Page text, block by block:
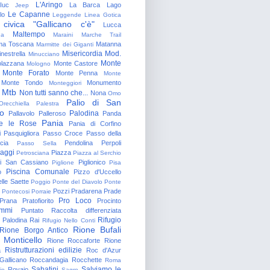
Iuc Jeep L'Aringo La Barca
Lago
Le Capanne Leggende Linea Gotica
"Gallicano c'è" Lucca
Maltempo Maraini Marche Trail
Toscana Marmitte dei Giganti Matanna
Minucciano Misericordia Mod.
Mologno Monte Castore Monte
Monte Forato
Monte Penna Monte
Monte Tondo Monteggiori Monumento
Mtb Non tutti sanno che... Nona Omo
Palestra
Palio di San
Pallavolo Palleroso Palodina Panda
le Rose Pania
Pania di Corfino
Pasquigliora Passo Croce Passo della
Passo Sella Pendolina Perpoli
Petrosciana Piazza Piazza al Serchio
San Cassiano Piglione Piglionico Pisa
Piscina Comunale
Pizzo d'Uccello
Saette Poggio Ponte del Diavolo Ponte
Pontecosi Porraie Pozzi Pradarena Prade
Pratofiorito Pro Loco Procinto
Puntato
Raccolta differenziata
Rai Rifugio Nello Conti Rifugio
Rione Borgo Antico
Rione Bufali
Monticello
Rione Roccaforte
Rione
Ristrutturazioni edilizie
Roc d'Azur
Roccandagia Rocchette Roma